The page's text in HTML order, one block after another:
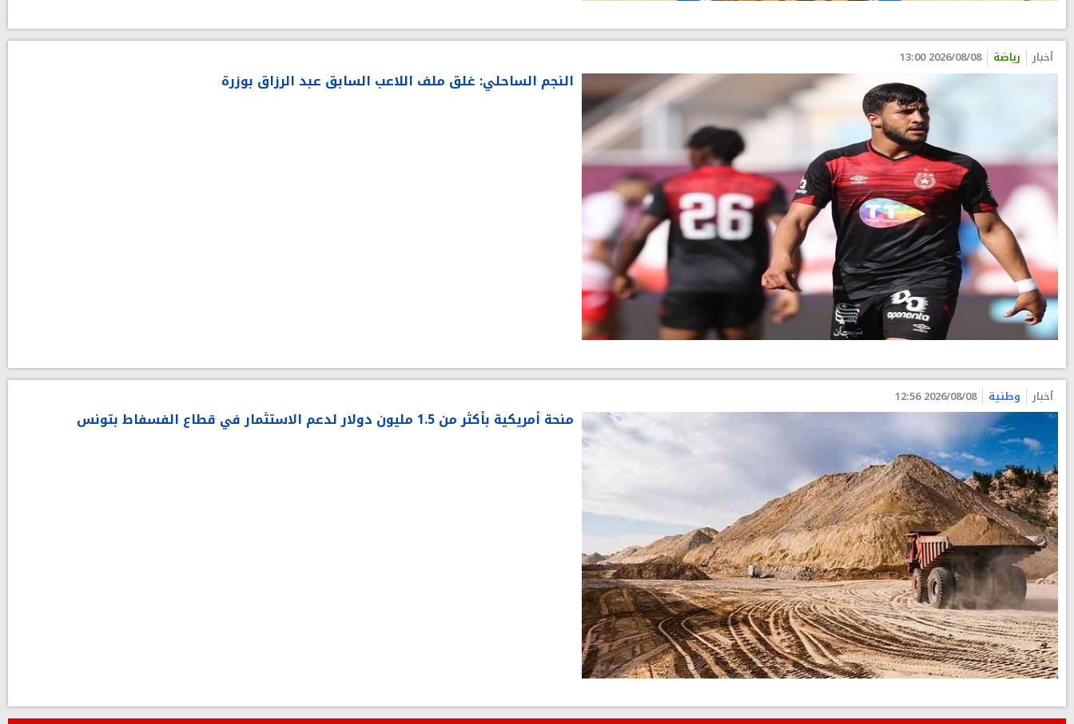
أخبار رياضة 2026/08/08 13:00
النجم الساحلي: غلق ملف اللاعب السابق عبد الرزاق بوزرة
أخبار وطنية 2026/08/08 12:56
منحة أمريكية بأكثر من 1.5 مليون دولار لدعم الاستثمار في قطاع الفسفاط بتونس